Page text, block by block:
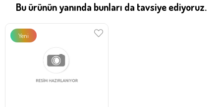
Bu ürünün yanında bunları da tavsiye ediyoruz.
Yeni